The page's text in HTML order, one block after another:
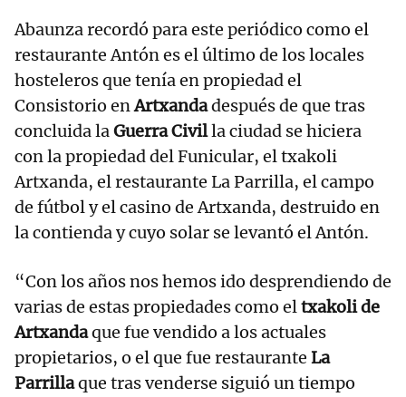
Abaunza recordó para este periódico como el
restaurante Antón es el último de los locales
hosteleros que tenía en propiedad el
Consistorio enArtxandadespués de que tras
concluida laGuerra Civilla ciudad se hiciera
con la propiedad del Funicular, el txakoli
Artxanda, el restaurante La Parrilla, el campo
de fútbol y el casino de Artxanda, destruido en
la contienda y cuyo solar se levantó el Antón.
“Con los años nos hemos ido desprendiendo de
varias de estas propiedades como eltxakoli de
Artxandaque fue vendido a los actuales
propietarios, o el que fue restaurante La
Parrillaque tras venderse siguió un tiempo